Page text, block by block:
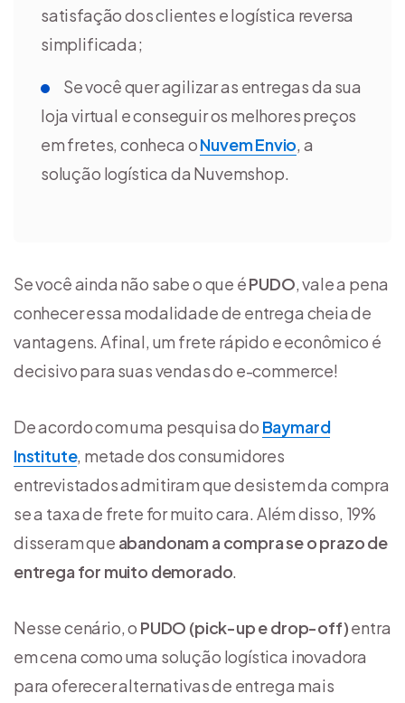
satisfação dos clientes e logística reversa
simplificada;
Se você quer agilizar as entregas da sua
loja virtual e conseguir os melhores preços
em fretes, conheca oNuvem Envio, a
solução logística da Nuvemshop.
Se você ainda não sabe o que éPUDO, vale a pena
conhecer essa modalidade de entrega cheia de
vantagens. Afinal, um frete rápido e econômico é
decisivo para suas vendas do e-commerce!
De acordo com uma pesquisa do Baymard
Institute, metade dos consumidores
entrevistados admitiram que desistem da compra
se a taxa de frete for muito cara. Além disso, 19%
disseram que abandonam a compra se o prazo de
entrega for muito demorado.
Nesse cenário, o PUDO (pick-up e drop-off)entra
em cena como uma solução logística inovadora
para oferecer alternativas de entrega mais